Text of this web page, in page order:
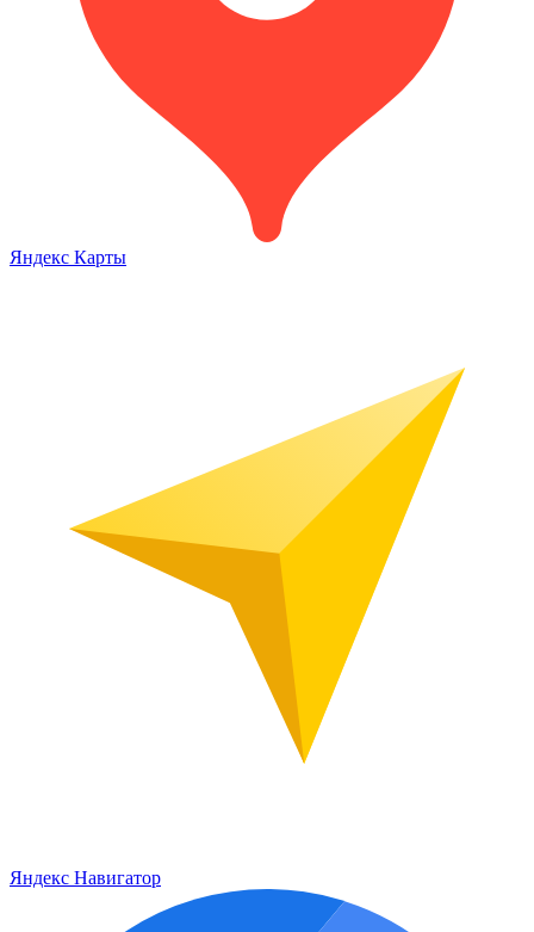
Яндекс Карты
Яндекс Навигатор